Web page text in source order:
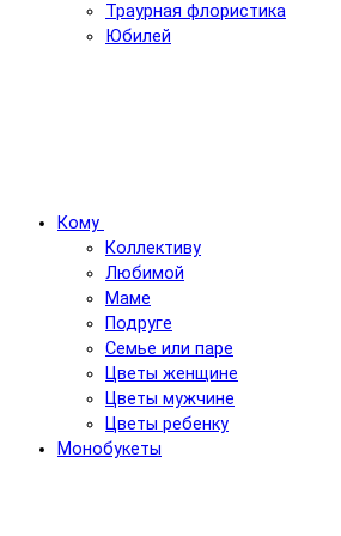
Траурная флористика
Юбилей
Кому
Коллективу
Любимой
Маме
Подруге
Семье или паре
Цветы женщине
Цветы мужчине
Цветы ребенку
Монобукеты